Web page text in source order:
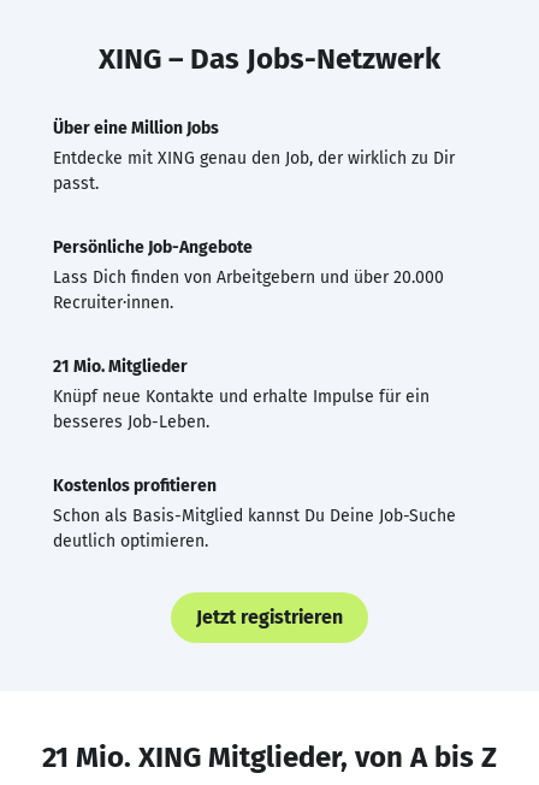
XING – Das Jobs-Netzwerk
Über eine Million Jobs
Entdecke mit XING genau den Job, der wirklich zu Dir
passt.
Persönliche Job-Angebote
Lass Dich finden von Arbeitgebern und über 20.000
Recruiter·innen.
21 Mio. Mitglieder
Knüpf neue Kontakte und erhalte Impulse für ein
besseres Job-Leben.
Kostenlos profitieren
Schon als Basis-Mitglied kannst Du Deine Job-Suche
deutlich optimieren.
Jetzt registrieren
21 Mio. XING Mitglieder, von A bis Z